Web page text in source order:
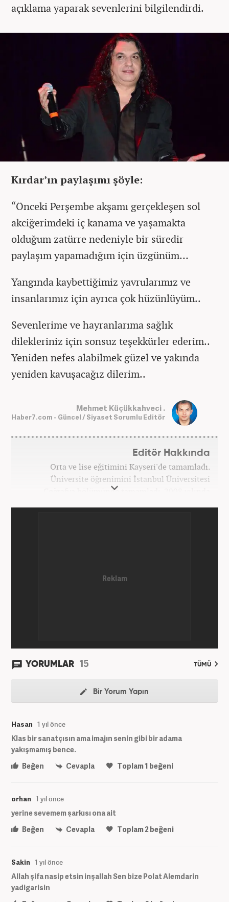
açıklama yaparak sevenlerini bilgilendirdi.
Kırdar’ın paylaşımı şöyle:
“Önceki Perşembe akşamı gerçekleşen sol
akciğerimdeki iç kanama ve yaşamakta
olduğum zatürre nedeniyle bir süredir
paylaşım yapamadığım için üzgünüm…
Yangında kaybettiğimiz yavrularımız ve
insanlarımız için ayrıca çok hüzünlüyüm..
Sevenlerime ve hayranlarıma sağlık
dilekleriniz için sonsuz teşekkürler ederim..
Yeniden nefes alabilmek güzel ve yakında
yeniden kavuşacağız dilerim..
Mehmet Küçükkahveci .
Haber7.com - Güncel / Siyaset Sorumlu Editör
Editör Hakkında
Orta ve lise eğitimini Kayseri'de tamamladı.
Üniversite öğrenimini İstanbul Üniversitesi
Coğrafya bölümünde tamamladı. 2008 yılında
YORUMLAR 15 TÜMÜ
Bir Yorum Yapın
Hasan 1 yıl önce
Klas bir sanatçısın ama imajın senin gibi bir adama
yakışmamış bence.
Beğen
Cevapla Toplam1 beğeni
orhan 1 yıl önce
yerine sevemem şarkısı ona ait
Beğen
Cevapla Toplam2beğeni
Sakin 1 yıl önce
Allah şifa nasip etsin inşallah Sen bize Polat Alemdarin
yadigarisin